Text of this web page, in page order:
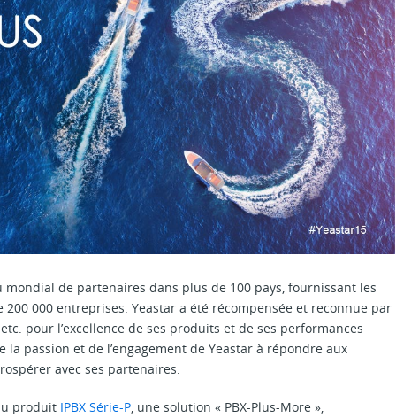
mondial de partenaires dans plus de 100 pays, fournissant les
000 entreprises. Yeastar a été récompensée et reconnue par
pour l’excellence de ses produits et de ses performances
passion et de l’engagement de Yeastar à répondre aux
avec ses partenaires.
produit IPBX Série-P, une solution « PBX-Plus-More »,